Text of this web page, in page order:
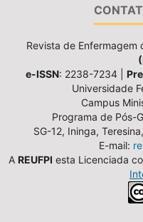
Revista de Enfermagem
e-ISSN: 2238-7234 |
Universidade
Campus
Programa de Pós-
SG-12, Ininga,
E-mail:
A REUFPI esta Licenciada